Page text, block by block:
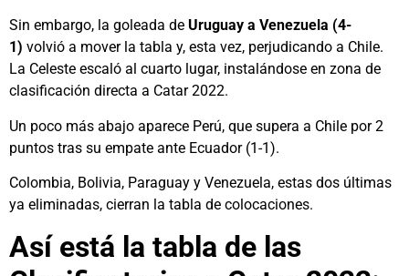
Sin embargo, la goleada de Uruguay a Venezuela (4-
1) volvió a mover la tabla y, esta vez, perjudicando a Chile.
La Celeste escaló al cuarto lugar, instalándose en zona de
clasificación directa a Catar 2022.
Un poco más abajo aparece Perú, que supera a Chile por 2
puntos tras su empate ante Ecuador (1-1).
Colombia, Bolivia, Paraguay y Venezuela, estas dos últimas
ya eliminadas, cierran la tabla de colocaciones.
Así está la tabla de las